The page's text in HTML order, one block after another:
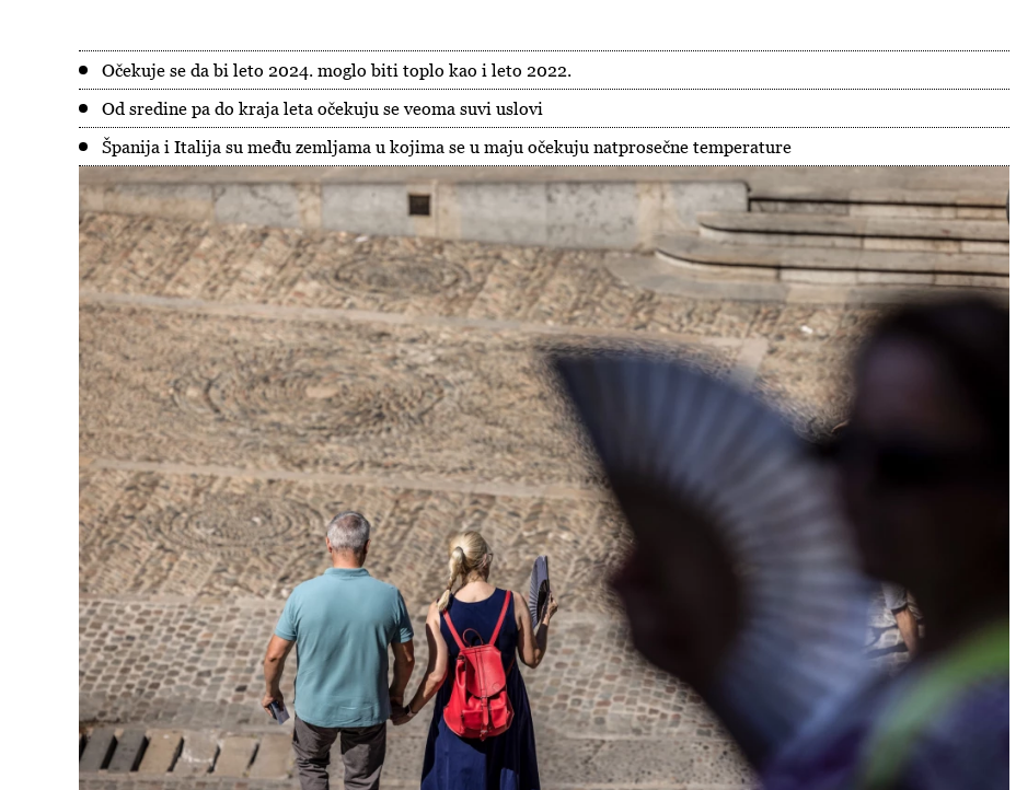
Očekuje se da bi leto 2024. moglo biti toplo kao i leto 2022.
Od sredine pa do kraja leta očekuju se veoma suvi uslovi
Španija i Italija su među zemljama u kojima se u maju očekuju natprosečne temperature